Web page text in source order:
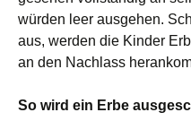
würden leer ausgehen.
aus, werden die Kinder
an den Nachlass
So wird ein Erbe